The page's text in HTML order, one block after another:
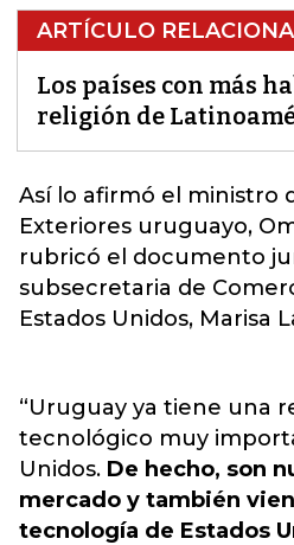
ARTÍCULO
Los países con más
religión de
Así lo afirmó el ministro
Exteriores uruguayo,
rubricó el documento
subsecretaria de
Estados Unidos, Marisa
“Uruguay ya tiene una
tecnológico muy
Unidos. De hecho, son
mercado y también
tecnología de Estados